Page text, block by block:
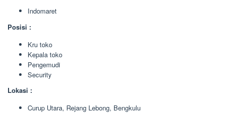
Indomaret
Posisi :
Kru toko
Kepala toko
Pengemudi
Security
Lokasi :
Curup Utara, Rejang Lebong, Bengkulu